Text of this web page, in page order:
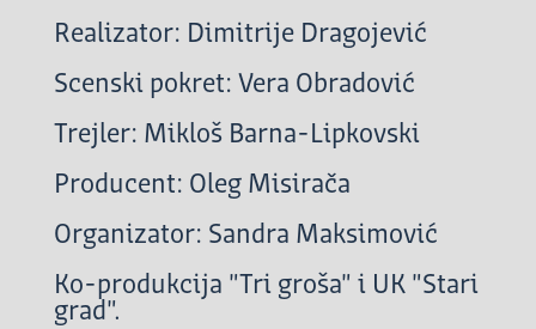
Realizator: Dimitrije Dragojević
Scenski pokret: Vera Obradović
Trejler: Mikloš Barna-Lipkovski
Producent: Oleg Misirača
Organizator: Sandra Maksimović
Ko-produkcija "Tri groša" i UK "Stari
grad".